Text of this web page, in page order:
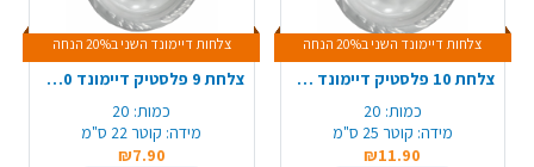
צלחות דיימונד השני ב20% הנחה
צלחת 10 פלסטיק דיימונד 20 יח' - שקוף
כמות: 20
מידה: קוטר 25 ס"מ
₪11.90
צלחות דיימונד השני ב20% הנחה
צלחת 9 פלסטיק דיימונד 20 יח' - שקוף
כמות: 20
מידה: קוטר 22 ס"מ
₪7.90